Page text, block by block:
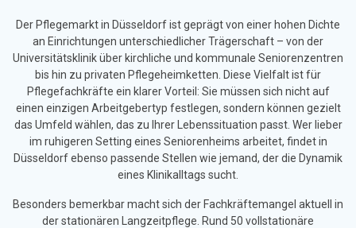
Der Pflegemarkt in Düsseldorf ist geprägt von einer hohen Dichte
an Einrichtungen unterschiedlicher Trägerschaft – von der
Universitätsklinik über kirchliche und kommunale Seniorenzentren
bis hin zu privaten Pflegeheimketten. Diese Vielfalt ist für
Pflegefachkräfte ein klarer Vorteil: Sie müssen sich nicht auf
einen einzigen Arbeitgebertyp festlegen, sondern können gezielt
das Umfeld wählen, das zu Ihrer Lebenssituation passt. Wer lieber
im ruhigeren Setting eines Seniorenheims arbeitet, findet in
Düsseldorf ebenso passende Stellen wie jemand, der die Dynamik
eines Klinikalltags sucht.
Besonders bemerkbar macht sich der Fachkräftemangel aktuell in
der stationären Langzeitpflege. Rund 50 vollstationäre